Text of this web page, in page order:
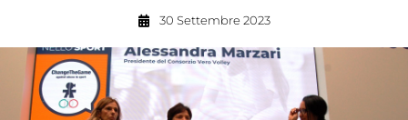
30 Settembre 2023